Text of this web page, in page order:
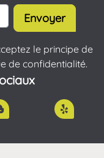
Envoyer
le principe de
de confidentialité.